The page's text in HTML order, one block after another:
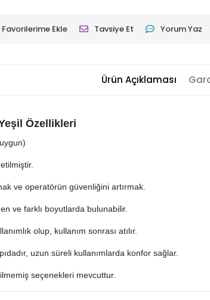
Favorilerime Ekle Tavsiye Et Yorum Yaz
Ürün Açıklaması
Özellikleri
ve operatörün güvenliğini artırmak.
ve farklı boyutlarda bulunabilir.
olup, kullanım sonrası atılır.
uzun süreli kullanımlarda konfor sağlar.
seçenekleri mevcuttur.